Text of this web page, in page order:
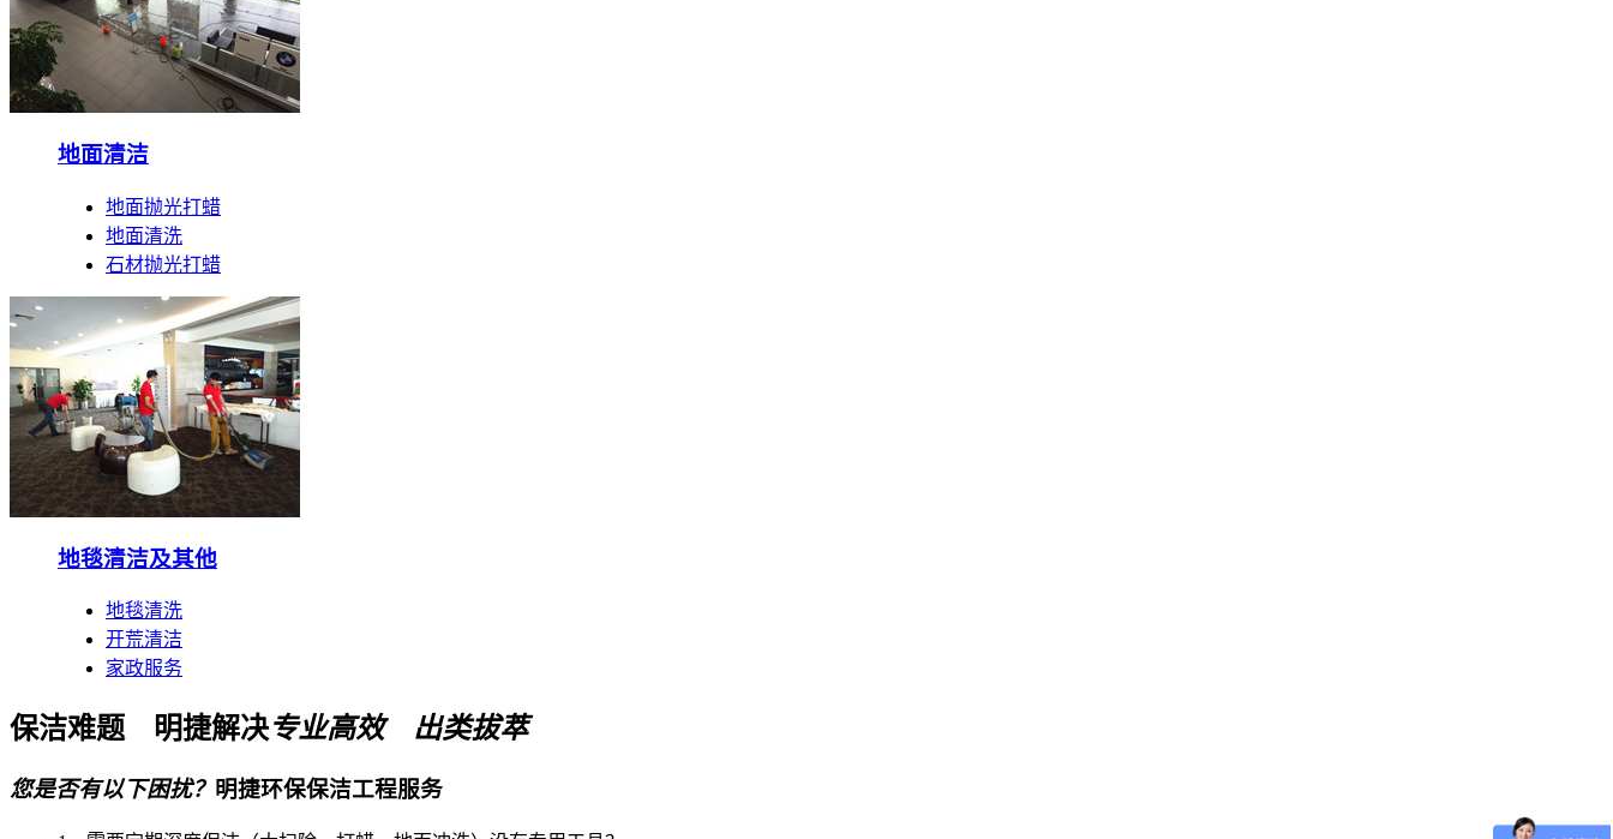
地面清洁
地面抛光打蜡
地面清洗
石材抛光打蜡
地毯清洁及其他
地毯清洗
开荒清洁
家政服务
保洁难题明捷解决专业高效 出类拔萃
您是否有以下困扰？ 明捷环保保洁工程服务